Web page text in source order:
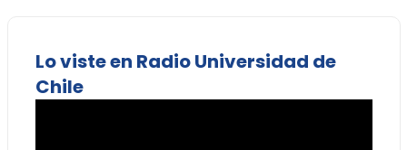
Lo viste en Radio Universidad de
Chile